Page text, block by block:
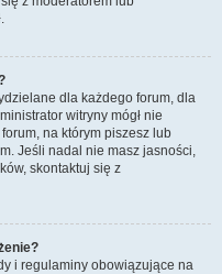
dla każdego forum, dla
witryny mógł nie
na którym piszesz lub
Jeśli nadal nie masz jasności,
skontaktuj się z
i regulaminy obowiązujące na